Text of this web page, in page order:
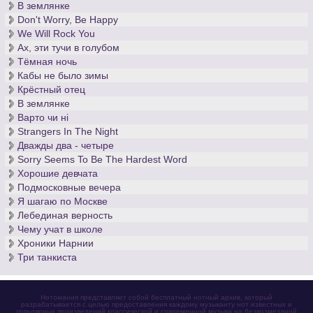
десятилетия кантор церкви св. Фомы, - вечен.
В землянке
Don't Worry, Be Happy
We Will Rock You
Ах, эти тучи в голубом
Тёмная ночь
Кабы не было зимы
Крёстный отец
В землянке
Варто чи нi
Strangers In The Night
Дважды два - четыре
Sorry Seems To Be The Hardest Word
Хорошие девчата
Подмосковные вечера
Я шагаю по Москве
Лебединая верность
Чему учат в школе
Хроники Нарнии
Три танкиста
Нотомания представляет собой бесплатный нотный архив, который
разрабатывается с целью предоставления каждому музыканту нот известных и
популярных произведений классической и современной музыки на безвозмездной